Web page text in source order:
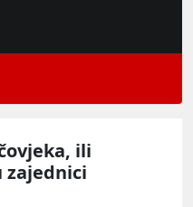
ili
zajednici